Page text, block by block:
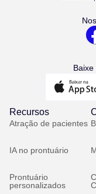
Recursos
Atração de pacientes
IA no prontuário
Prontuário
personalizados